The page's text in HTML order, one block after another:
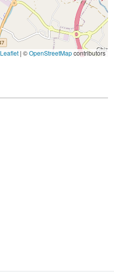
Leaflet | ©OpenStreetMapcontributors